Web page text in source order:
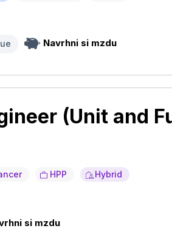
Navrhni si mzdu
(Unit and
HPP Hybrid
si mzdu